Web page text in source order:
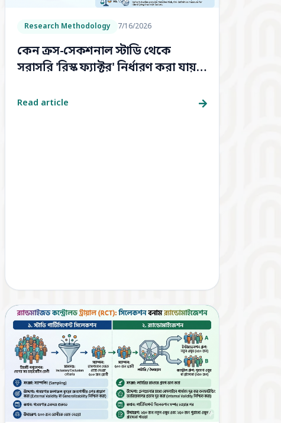
Research Methodology 7/16/2026
কেন ক্রস-সেকশনাল স্টাডি থেকে
সরাসরি 'রিস্ক ফ্যাক্টর' নির্ধারণ করা যায়
Read article